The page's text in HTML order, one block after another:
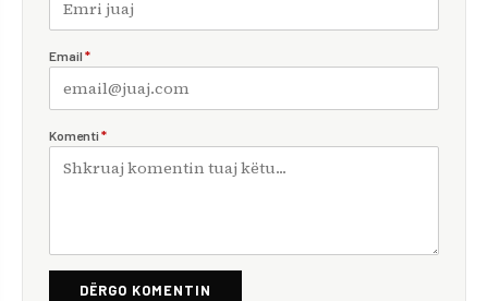
Email *
Komenti *
DËRGO KOMENTIN